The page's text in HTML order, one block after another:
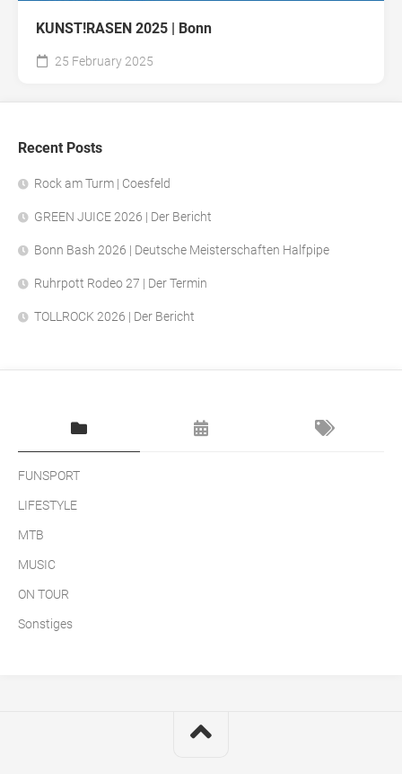
KUNST!RASEN 2025 | Bonn
25 February 2025
Recent Posts
Rock am Turm | Coesfeld
GREEN JUICE 2026 | Der Bericht
Bonn Bash 2026 | Deutsche Meisterschaften Halfpipe
Ruhrpott Rodeo 27 | Der Termin
TOLLROCK 2026 | Der Bericht
FUNSPORT
LIFESTYLE
MTB
MUSIC
ON TOUR
Sonstiges